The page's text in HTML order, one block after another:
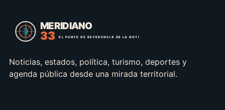
Noticias, estados, política, turismo, deportes y
agenda pública desde una mirada territorial.